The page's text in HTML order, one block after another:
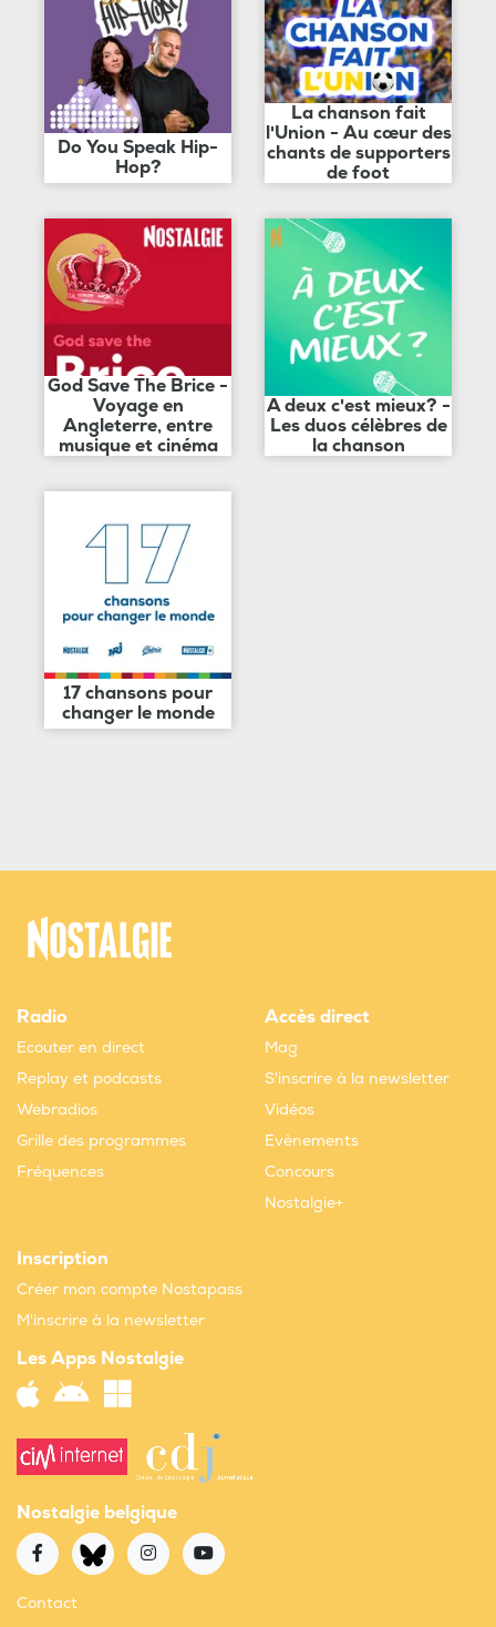
Do You Speak Hip-
Hop?
La chanson fait
l'Union - Au cœur des
chants de supporters
de foot
God Save The Brice -
Voyage en
Angleterre, entre
musique et cinéma
A deux c'est mieux? -
Les duos célèbres de
la chanson
17 chansons pour
changer le monde
Radio
Ecouter en direct
Replay et podcasts
Webradios
Grille des programmes
Fréquences
Accès direct
Mag
S'inscrire à la newsletter
Vidéos
Evènements
Concours
Nostalgie+
Inscription
Créer mon compte Nostapass
M'inscrire à la newsletter
Les Apps Nostalgie
Nostalgie belgique
Contact